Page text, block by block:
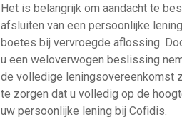
Het is belangrijk om aandacht te
afsluiten van een persoonlijke
boetes bij vervroegde aflossing.
u een weloverwogen beslissing
de volledige leningsovereenkomst
te zorgen dat u volledig op de
uw persoonlijke lening bij Cofidis.